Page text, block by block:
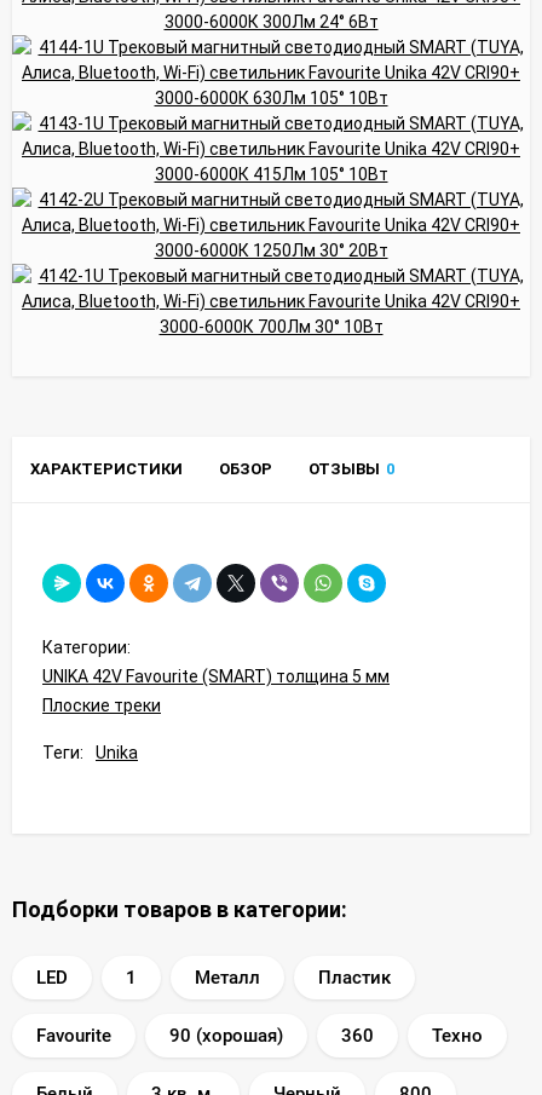
ХАРАКТЕРИСТИКИ ОБЗОР ОТЗЫВЫ 0
Категории:
UNIKA 42V Favourite (SMART) толщина 5 мм
Плоские треки
Теги: Unika
Подборки товаров в категории:
LED 1 Металл Пластик
Favourite 90 (хорошая) 360 Техно